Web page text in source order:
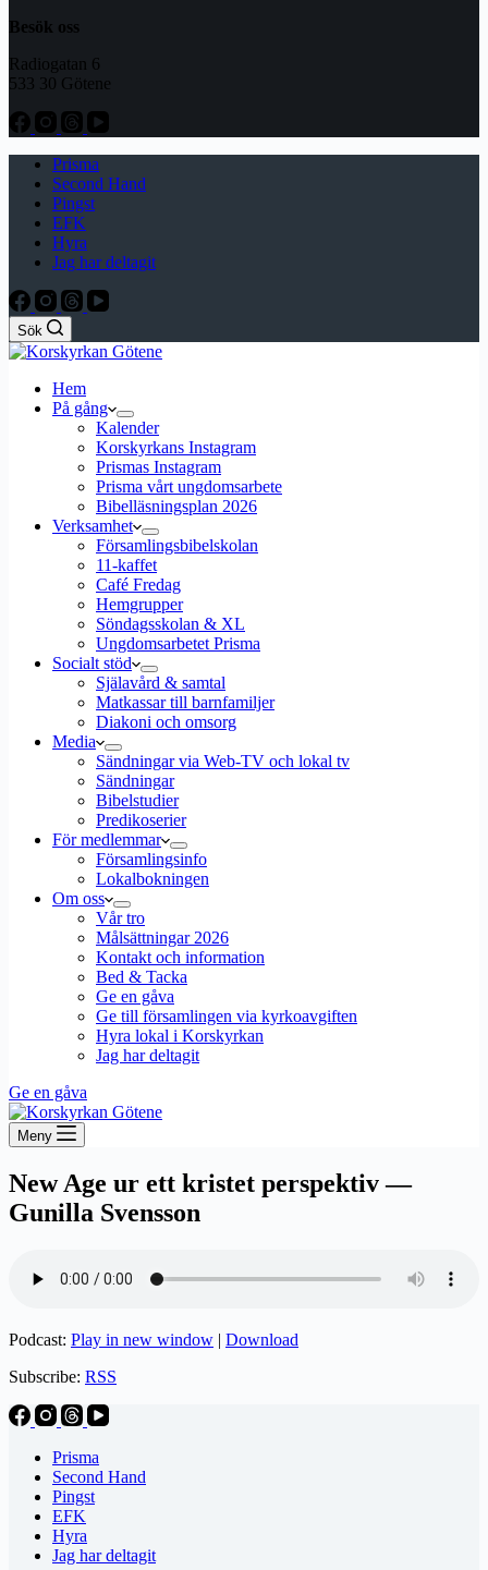
Besök oss
Radiogatan 6
533 30 Götene
Prisma
Second Hand
Pingst
EFK
Hyra
Jag har deltagit
Sök
Hem
På gång
Kalender
Korskyrkans Instagram
Prismas Instagram
Prisma vårt ungdomsarbete
Bibelläsningsplan 2026
Verksamhet
Församlingsbibelskolan
11-kaffet
Café Fredag
Hemgrupper
Söndagsskolan & XL
Ungdomsarbetet Prisma
Socialt stöd
Själavård & samtal
Matkassar till barnfamiljer
Diakoni och omsorg
Media
Sändningar via Web-TV och lokal tv
Sändningar
Bibelstudier
Predikoserier
För medlemmar
Församlingsinfo
Lokalbokningen
Om oss
Vår tro
Målsättningar 2026
Kontakt och information
Bed & Tacka
Ge en gåva
Ge till församlingen via kyrkoavgiften
Hyra lokal i Korskyrkan
Jag har deltagit
Ge en gåva
Meny
New Age ur ett kristet perspektiv —
Gunilla Svensson
Podcast: Play in new window | Download
Subscribe: RSS
Prisma
Second Hand
Pingst
EFK
Hyra
Jag har deltagit